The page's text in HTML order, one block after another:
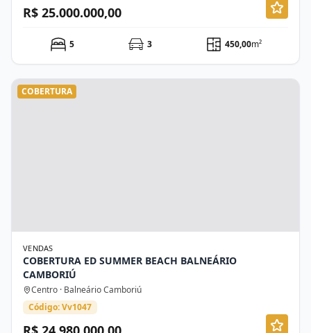
R$ 25.000.000,00
5 3 450,00m²
COBERTURA
VENDAS
COBERTURA ED SUMMER BEACH BALNEÁRIO
CAMBORIÚ
Centro · Balneário Camboriú
Código: Vv1047